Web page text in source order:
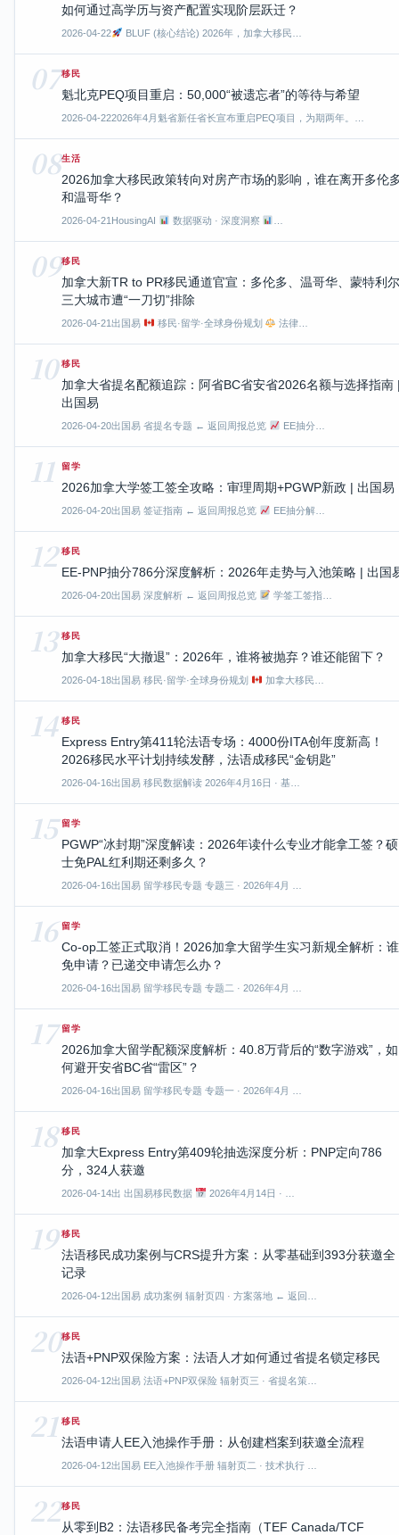
如何通过高学历与资产配置实现阶层跃迁？
2026-04-22 BLUF (核心结论) 2026年，加拿大移民…
07移民
魁北克PEQ项目重启：50,000“被遗忘者”的等待与希望
2026-04-222026年4月魁省新任省长宣布重启PEQ项目，为期两年。…
08生活
2026加拿大移民政策转向对房产市场的影响，谁在离开多伦
和温哥华？
2026-04-21 HousingAI 数据驱动 · 深度洞察
09移民
加拿大新TR to PR移民通道官宣：多伦多、温哥华、蒙特利尔
三大城市遭“一刀切”排除
2026-04-21出国易 移民·留学·全球身份规划 法律…
10 移民
加拿大省提名配额追踪：阿省BC省安省2026名额与选择指南
出国易
2026-04-20出国易 省提名专题 ← 返回周报总览 EE抽分…
11 留学
2026加拿大学签工签全攻略：审理周期+PGWP新政 | 出国易
2026-04-20出国易 签证指南 ← 返回周报总览 EE抽分解…
12 移民
EE-PNP抽分786分深度解析：2026年走势与入池策略 | 出国
2026-04-20出国易 深度解析 ← 返回周报总览 学签工签指…
13 移民
加拿大移民“大撤退”：2026年，谁将被抛弃？谁还能留下？
2026-04-18出国易 移民·留学·全球身份规划 加拿大移民…
14 移民
Express Entry第411轮法语专场：4000份ITA创年度新高！
2026移民水平计划持续发酵，法语成移民“金钥匙”
2026-04-16出国易 移民数据解读 2026年4月16日 · 基…
15 留学
PGWP“冰封期”深度解读：2026年读什么专业才能拿工签？硕
士免PAL红利期还剩多久？
2026-04-16出国易 留学移民专题 专题三 · 2026年4月 …
16 留学
Co-op工签正式取消！2026加拿大留学生实习新规全解析：谁
免申请？已递交申请怎么办？
2026-04-16出国易 留学移民专题 专题二 · 2026年4月 …
17 留学
2026加拿大留学配额深度解析：40.8万背后的“数字游戏”，如
何避开安省BC省“雷区”？
2026-04-16出国易 留学移民专题 专题一 · 2026年4月 …
18 移民
加拿大Express Entry第409轮抽选深度分析：PNP定向786
分，324人获邀
2026-04-14出 出国易移民数据 2026年4月14日 · …
19 移民
法语移民成功案例与CRS提升方案：从零基础到393分获邀全
记录
2026-04-12出国易 成功案例 辐射页四 · 方案落地 ← 返回…
20移民
法语+PNP双保险方案：法语人才如何通过省提名锁定移民
2026-04-12出国易 法语+PNP双保险 辐射页三 · 省提名策…
21 移民
法语申请人EE入池操作手册：从创建档案到获邀全流程
2026-04-12出国易 EE入池操作手册 辐射页二 · 技术执行 …
22移民
从零到B2：法语移民备考完全指南（TEF Canada/TCF